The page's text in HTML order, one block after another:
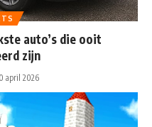
auto’s die ooit
zijn
april 2026